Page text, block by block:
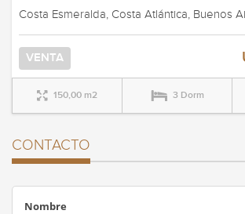
Costa Esmeralda, Costa Atlántica, Buenos
VENTA
150,00 m2 3 Dorm
CONTACTO
Nombre